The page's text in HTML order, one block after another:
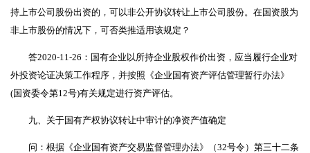
持上市公司股份出资的，可以非公开协议转让上市公司股份。在国资股为
非上市股份的情况下，可否类推适用该规定？
答2020-11-26：国有企业以所持企业股权作价出资，应当履行企业对
外投资论证决策工作程序，并按照《企业国有资产评估管理暂行办法》
(国资委令第12号)有关规定进行资产评估。
九、关于国有产权协议转让中审计的净资产值确定
问：根据《企业国有资产交易监督管理办法》（32号令）第三十二条